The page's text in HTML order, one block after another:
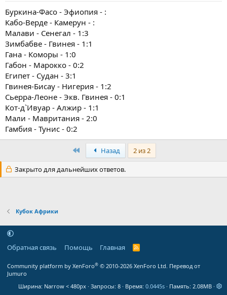
Буркина-Фасо - Эфиопия - :
Кабо-Верде - Камерун - :
Малави - Сенегал - 1:3
Зимбабве - Гвинея - 1:1
Гана - Коморы - 1:0
Габон - Марокко - 0:2
Египет - Судан - 3:1
Гвинея-Бисау - Нигерия - 1:2
Сьерра-Леоне - Экв. Гвинея - 0:1
Кот-д`Ивуар - Алжир - 1:1
Мали - Мавритания - 2:0
Гамбия - Тунис - 0:2
ПервыйНазад 2 из 2
Закрыто для дальнейших ответов.
Кубок Африки
Обратная связь Помощь Главная
R
Community platform by XenForo® © 2010-2026 XenForo Ltd. Перевод от
Jumuro
Ширина
Запросы 8 Время 0.0445s Память 2.08MB